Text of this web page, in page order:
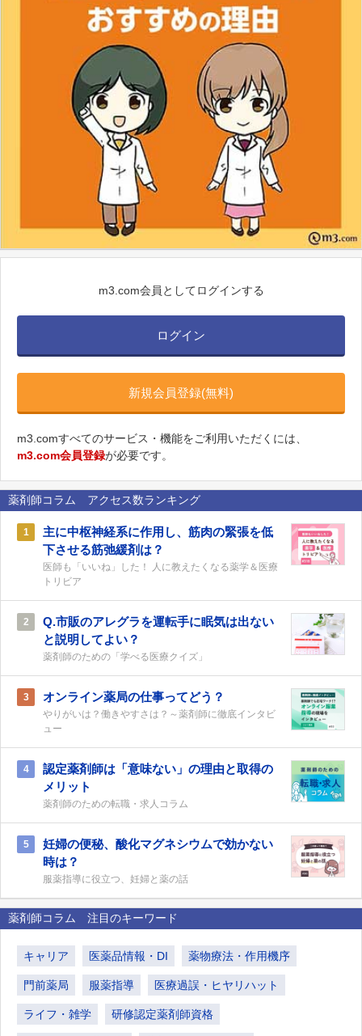
m3.com会員としてログインする
ログイン
新規会員登録(無料)
m3.comすべてのサービス・機能をご利用いただくには、
m3.com会員登録が必要です。
薬剤師コラム アクセス数ランキング
1
主に中枢神経系に作用し、筋肉の緊張を低
下させる筋弛緩剤は？
医師も「いいね」した！ 人に教えたくなる薬学＆医療
トリビア
2
Q.市販のアレグラを運転手に眠気は出ない
と説明してよい？
薬剤師のための「学べる医療クイズ」
3 オンライン薬局の仕事ってどう？
やりがいは？働きやすさは？～薬剤師に徹底インタビ
ュー
4
認定薬剤師は「意味ない」の理由と取得の
メリット
薬剤師のための転職・求人コラム
5
妊婦の便秘、酸化マグネシウムで効かない
時は？
服薬指導に役立つ、妊婦と薬の話
薬剤師コラム 注目のキーワード
キャリア 医薬品情報・DI 薬物療法・作用機序
門前薬局 服薬指導 医療過誤・ヒヤリハット
ライフ・雑学 研修認定薬剤師資格